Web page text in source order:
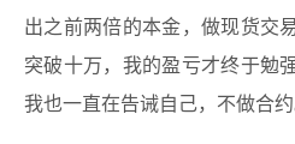
出之前两倍的本金，做现货交
突破十万，我的盈亏才终于勉
我也一直在告诫自己，不做合约